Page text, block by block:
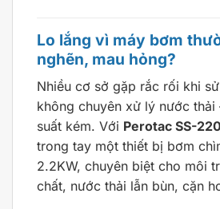
Lo lắng vì máy bơm
nghẽn, mau hỏng?
Nhiều cơ sở gặp rắc rối khi
không chuyên xử lý nước thải
suất kém. Với Perotac SS-
trong tay một thiết bị bơm
2.2KW, chuyên biệt cho môi
chất, nước thải lẫn bùn, cặn